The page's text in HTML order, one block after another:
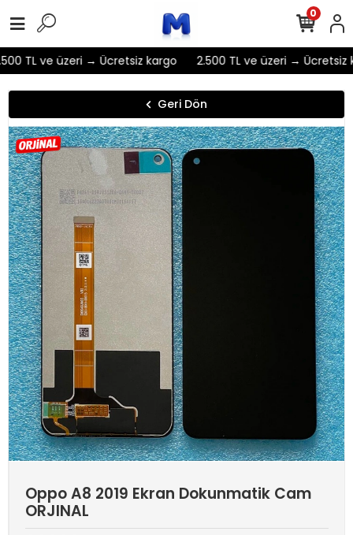
TL ve üzeri → Ücretsiz kargo 2.500 TL ve üzeri → Ücretsiz
0
Geri Dön
Oppo A8 2019 Ekran Dokunmatik Cam
ORJINAL